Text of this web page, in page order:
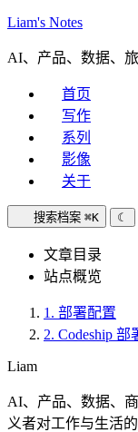
Liam's Notes
AI、产品、数据、
首页
写作
系列
影像
关于
搜索档案 ⌘K ☾
文章目录
站点概览
1. 部署配置
2. Codeship 部
Liam
AI、产品、数据、
义者对工作与生活的